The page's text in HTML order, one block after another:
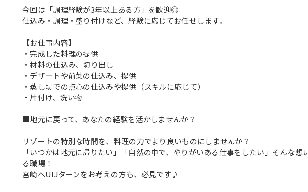
今回は「調理経験が3年以上ある方」を歓迎◎
仕込み・調理・盛り付けなど、経験に応じてお任せします。
【お仕事内容】
・完成した料理の提供
・材料の仕込み、切り出し
・デザートや前菜の仕込み、提供
・蒸し場での点心の仕込みや提供（スキルに応じて）
・片付け、洗い物
■地元に戻って、あなたの経験を活かしませんか？
リゾートの特別な時間を、料理の力でより良いものにしませんか？
「いつかは地元に帰りたい」「自然の中で、やりがいある仕事をしたい」そんな想
る職場！
宮崎へUIJターンをお考えの方も、必見です♪